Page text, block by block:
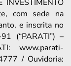
INVESTIMENTO
com sede na
e inscrita no
(“PARATI”) –
www.parati-
/ Ouvidoria: